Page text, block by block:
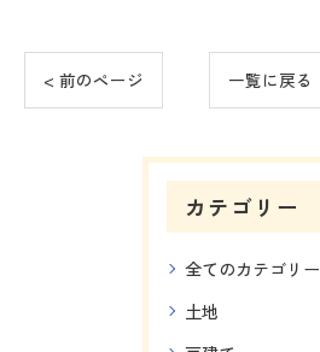
< 前のページ 一覧に戻る
カテゴリー
全てのカテゴリー
土地